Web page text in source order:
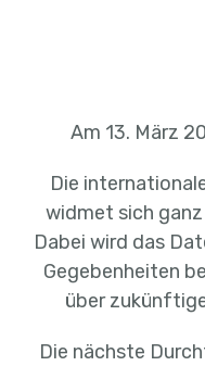
Am 13. März
Die
widmet sich
Dabei wird das
Gegebenheiten
über
Die nächste